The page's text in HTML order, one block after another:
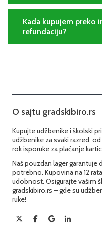
Kada kupujem preko
refundaciju?
O sajtu gradskibiro.rs
Kupujte udžbenike i školski
udžbenike za svaki razred,
rok isporuke za plaćanje
Naš pouzdan lager
potrebno. Kupovina na 12
udobnost. Osigurajte vašim
gradskibiro.rs – gde su
ruke!